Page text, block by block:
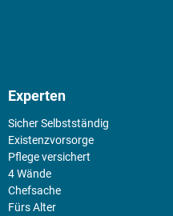
Experten
Sicher Selbstständig
Existenz­vorsorge
Pflege versichert
4 Wände
Chefsache
Fürs Alter